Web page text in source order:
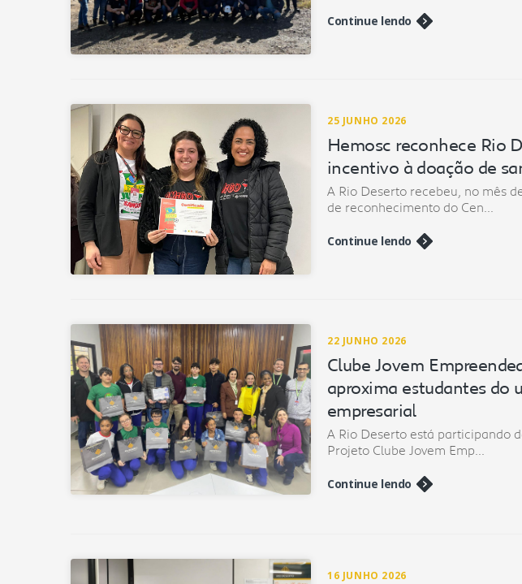
Continue lendo
25 JUNHO 2026
Hemosc reconhece Rio
incentivo à doação de
A Rio Deserto recebeu, no mês
de reconhecimento do Cen...
Continue lendo
22 JUNHO 2026
Clube Jovem
aproxima estudantes do
empresarial
A Rio Deserto está participando
Projeto Clube Jovem Emp...
Continue lendo
16 JUNHO 2026